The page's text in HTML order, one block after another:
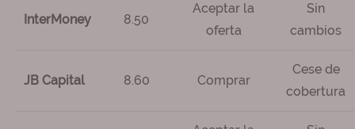
InterMoney 8.50
Aceptar la
oferta
Sin
cambios
JB Capital 8.60 Comprar
Cese de
cobertura